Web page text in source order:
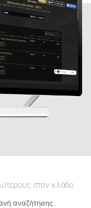
στον κλάδο
αναζήτησης.